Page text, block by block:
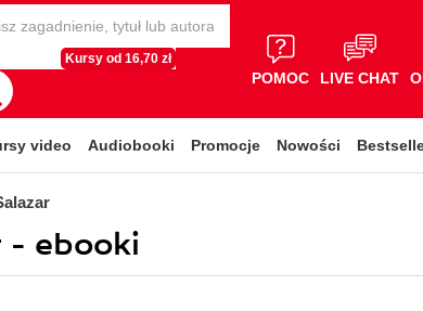
Kursy od 16,70 zł
POMOC LIVE CHAT
video Audiobooki Promocje Nowości
- ebooki